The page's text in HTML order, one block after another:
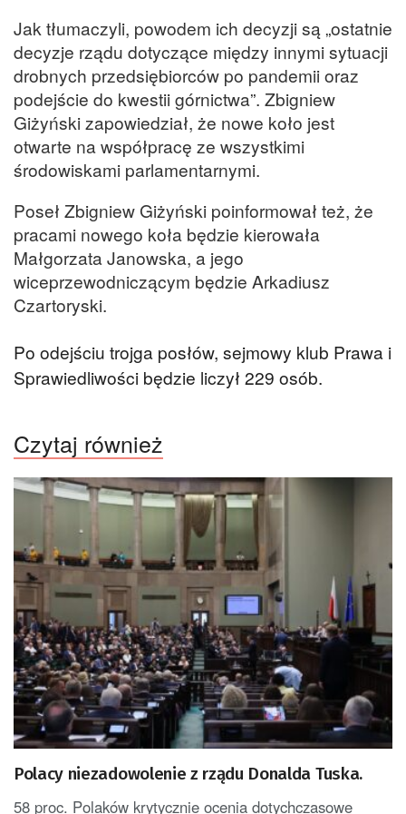
Jak tłumaczyli, powodem ich decyzji są „ostatnie
decyzje rządu dotyczące między innymi sytuacji
drobnych przedsiębiorców po pandemii oraz
podejście do kwestii górnictwa”. Zbigniew
Giżyński zapowiedział, że nowe koło jest
otwarte na współpracę ze wszystkimi
środowiskami parlamentarnymi.
Poseł Zbigniew Giżyński poinformował też, że
pracami nowego koła będzie kierowała
Małgorzata Janowska, a jego
wiceprzewodniczącym będzie Arkadiusz
Czartoryski.
Po odejściu trojga posłów, sejmowy klub Prawa i
Sprawiedliwości będzie liczył 229 osób.
Czytaj również
Polacy niezadowolenie z rządu Donalda Tuska.
58 proc. Polaków krytycznie ocenia dotychczasowe